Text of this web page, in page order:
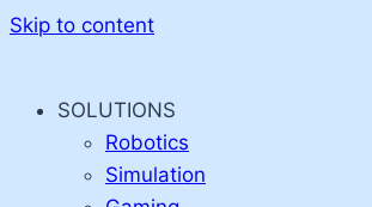
Skip to content
SOLUTIONS
Robotics
Simulation